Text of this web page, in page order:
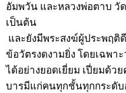
อัมพวัน และหลวงพ่อตาบ วั
เป็นต้น
และยังมีพระสงฆ์ผู้ประพฤติ
ข้อวัตรงดงามยิ่ง โดยเฉพาะ
ได้อย่างยอดเยี่ยม เปี่ยมด้ว
บารมีแก่คนทุกชั้นทุกกระดับ